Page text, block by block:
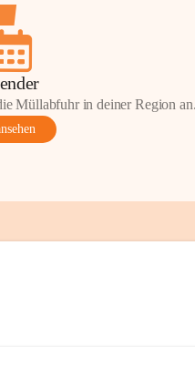
Müllabfuhr in deiner Region